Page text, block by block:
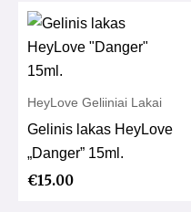
HeyLove Geliiniai Lakai
Gelinis lakas HeyLove
„Danger” 15ml.
€15.00